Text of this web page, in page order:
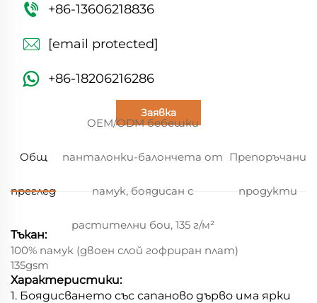
+86-13606218836
[email protected]
+86-18206216286
Заявка
Общ
преглед
OEM/ODM бебешки
панталонки-балончета от
памук, боядисан с
растителни бои, 135 г/м²
Препоръчани
продукти
Тъкан:
100% памук (двоен слой гофриран плат)
135gsm
Характеристики:
1. Боядисването със сапаново дърво има ярки